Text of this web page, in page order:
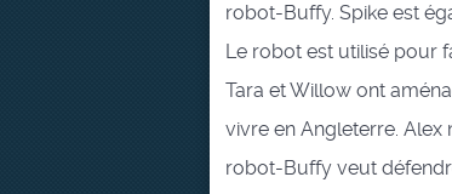
robot-Buffy. Spike est
Le robot est utilisé pour
Tara et Willow ont
vivre en Angleterre. Alex
robot-Buffy veut